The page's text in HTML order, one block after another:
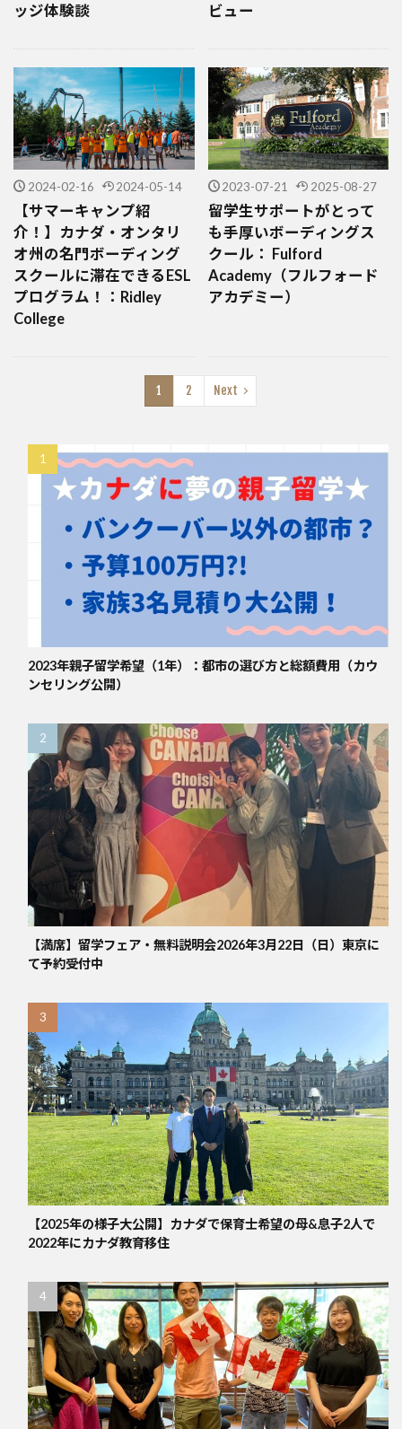
ッジ体験談
ビュー
2024-02-16 2024-05-14
【サマーキャンプ紹
介！】カナダ・オンタリ
オ州の名門ボーディング
スクールに滞在できるESL
プログラム！：Ridley
College
2023-07-21 2025-08-27
留学生サポートがとって
も手厚いボーディングス
クール： Fulford
Academy（フルフォード
アカデミー）
1 2 Next
2023年親子留学希望（1年）：都市の選び方と総額費用（カウ
ンセリング公開）
【満席】留学フェア・無料説明会2026年3月22日（日）東京に
て予約受付中
【2025年の様子大公開】カナダで保育士希望の母&息子2人で
2022年にカナダ教育移住